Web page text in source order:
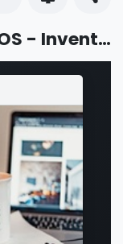
CADENA DE SUMINISTROS - Inventario - Imprimir etiquetas de envío